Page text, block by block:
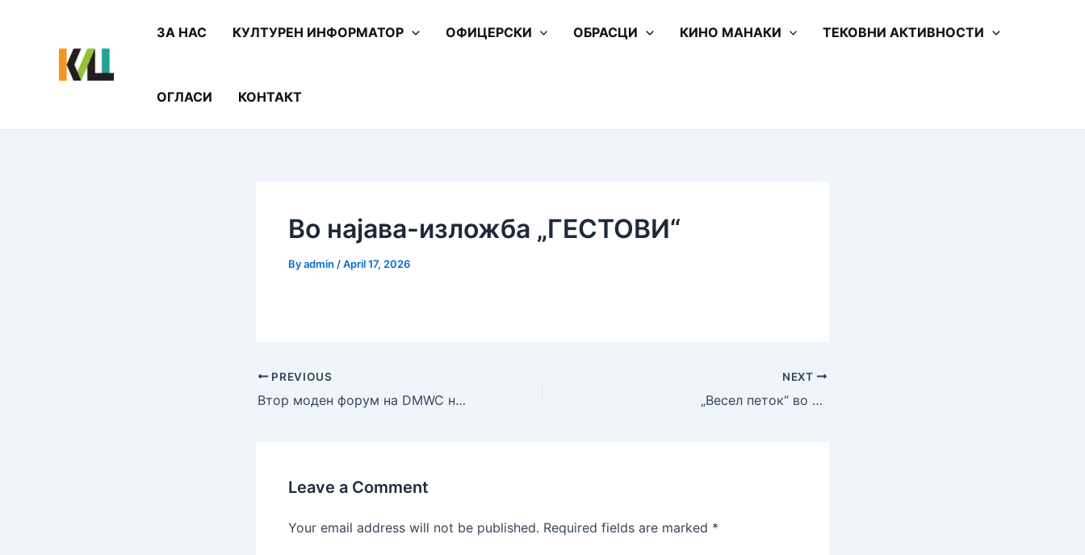
ЗА НАС КУЛТУРЕН ИНФОРМАТОР ОФИЦЕРСКИ ОБРАСЦИ КИНО МАНАКИ ТЕКОВНИ АКТИВНОСТИ
ОГЛАСИ КОНТАКТ
Во најава-изложба „ГЕСТОВИ“
Byadmin /April 17, 2026
navigation
PREVIOUS
Втор моден форум на DMWC на тема: „Мода со втор живот: пренамена, реупотреба и одржливост“ во Офицерски дом-КИЦ Битола
NEXT
„Весел петок“ во Офицерски дом Битола
Leave a Comment
Your email address will not be published. Required fields are marked *